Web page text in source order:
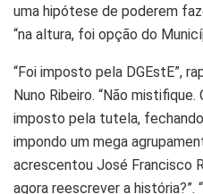
uma hipótese de poderem
“na altura, foi opção do
“Foi imposto pela DGEstE”,
Nuno Ribeiro. “Não
imposto pela tutela,
impondo um mega
acrescentou José Francisco
agora reescrever a história?”.